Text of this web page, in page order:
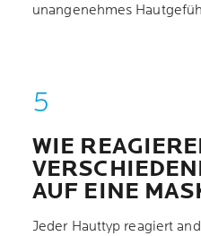
unangenehmes
WIE
AUF EINE
Jeder Hauttyp reagiert